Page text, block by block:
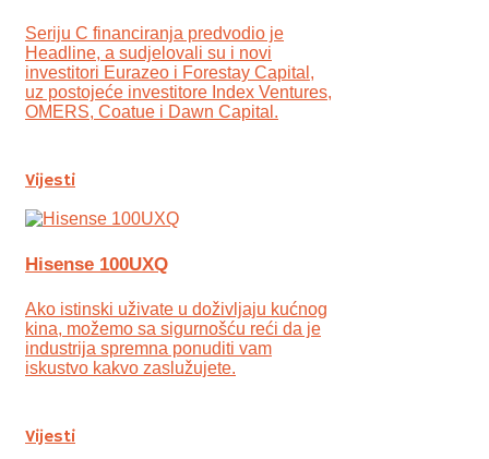
Seriju C financiranja predvodio je
Headline, a sudjelovali su i novi
investitori Eurazeo i Forestay Capital,
uz postojeće investitore Index Ventures,
OMERS, Coatue i Dawn Capital.
Vijesti
Hisense 100UXQ
Ako istinski uživate u doživljaju kućnog
kina, možemo sa sigurnošću reći da je
industrija spremna ponuditi vam
iskustvo kakvo zaslužujete.
Vijesti